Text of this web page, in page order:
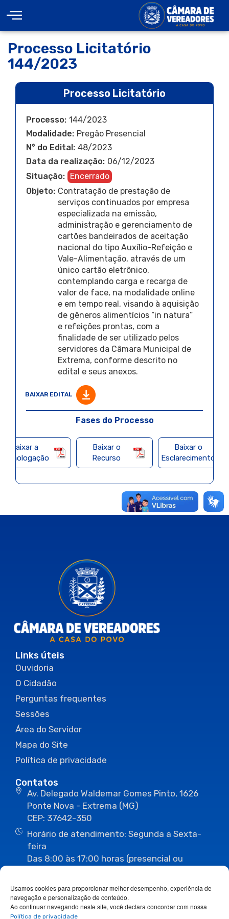
Usamos cookies para proporcionar melhor desempenho, experiência de
navegação e personalização de conteúdo.
Ao continuar navegando neste site, você declara concordar com nossa
Política de privacidade
Processo Licitatório
144/2023
Processo Licitatório
Processo: 144/2023
Modalidade: Pregão Presencial
N° do Edital: 48/2023
Data da realização: 06/12/2023
Situação: Encerrado
Objeto: Contratação de prestação de
serviços continuados por empresa
especializada na emissão,
administração e gerenciamento de
cartões bandeirados de aceitação
nacional do tipo Auxílio-Refeição e
Vale-Alimentação, através de um
único cartão eletrônico,
contemplando carga e recarga de
valor de face, na modalidade online
e em tempo real, visando à aquisição
de gêneros alimentícios “in natura”
e refeições prontas, com a
finalidade de ser utilizado pelos
servidores da Câmara Municipal de
Extrema, conforme descrito no
edital e seus anexos.
BAIXAR EDITAL
Fases do Processo
Baixar a
Homologação
Baixar o
Recurso
Baixar o
Esclarecimento
Links úteis
Ouvidoria
O Cidadão
Perguntas frequentes
Sessões
Área do Servidor
Mapa do Site
Política de privacidade
Contatos
Av. Delegado Waldemar Gomes Pinto, 1626
Ponte Nova - Extrema (MG)
CEP: 37642-350
Horário de atendimento: Segunda a Sexta-
feira
Das 8:00 às 17:00 horas (presencial ou
(35) 3435-1112 (35) 3435-3063
ouvidoria@camaraextrema.mg.gov.br
imprensa@camaraextrema.mg.gov.br